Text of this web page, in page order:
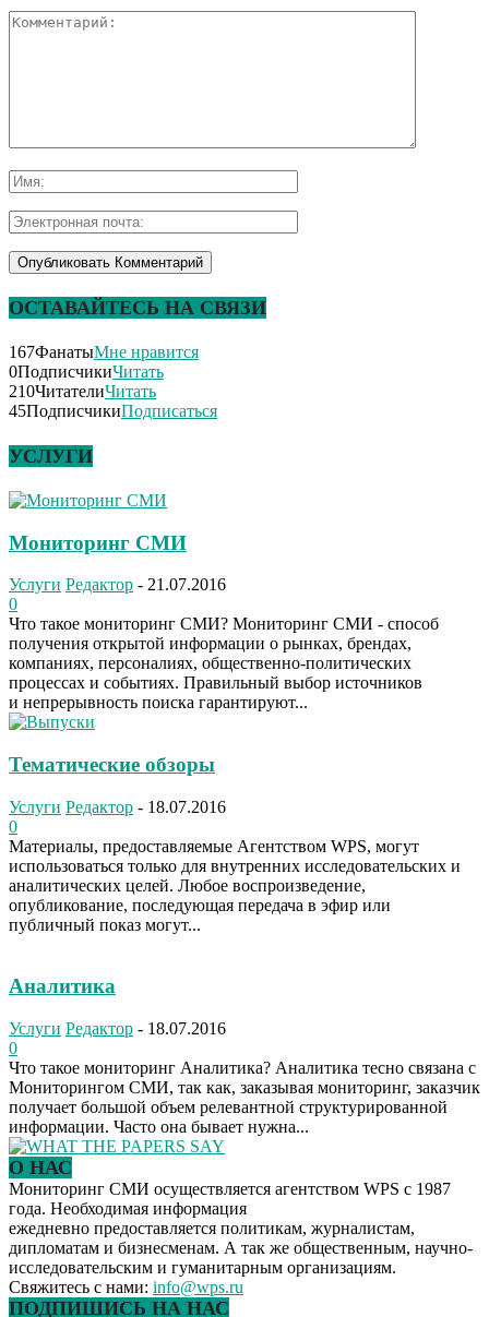
ОСТАВАЙТЕСЬ НА СВЯЗИ
167ФанатыМне нравится
0ПодписчикиЧитать
210ЧитателиЧитать
45ПодписчикиПодписаться
УСЛУГИ
Мониторинг СМИ
Услуги Редактор - 21.07.2016
0
Что такое мониторинг СМИ? Мониторинг СМИ - способ
получения открытой информации о рынках, брендах,
компаниях, персоналиях, общественно-политических
процессах и событиях. Правильный выбор источников
и непрерывность поиска гарантируют...
Тематические обзоры
Услуги Редактор - 18.07.2016
0
Материалы, предоставляемые Агентством WPS, могут
использоваться только для внутренних исследовательских и
аналитических целей. Любое воспроизведение,
опубликование, последующая передача в эфир или
публичный показ могут...
Аналитика
Услуги Редактор - 18.07.2016
0
Что такое мониторинг Аналитика? Аналитика тесно связана с
Мониторингом СМИ, так как, заказывая мониторинг, заказчик
получает большой объем релевантной структурированной
информации. Часто она бывает нужна...
О НАС
Мониторинг СМИ осуществляется агентством WPS с 1987
года. Необходимая информация
ежедневно предоставляется политикам, журналистам,
дипломатам и бизнесменам. А так же общественным, научно-
исследовательским и гуманитарным организациям.
Свяжитесь с нами: info@wps.ru
ПОДПИШИСЬ НА НАС